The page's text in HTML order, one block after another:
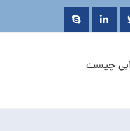
چیست